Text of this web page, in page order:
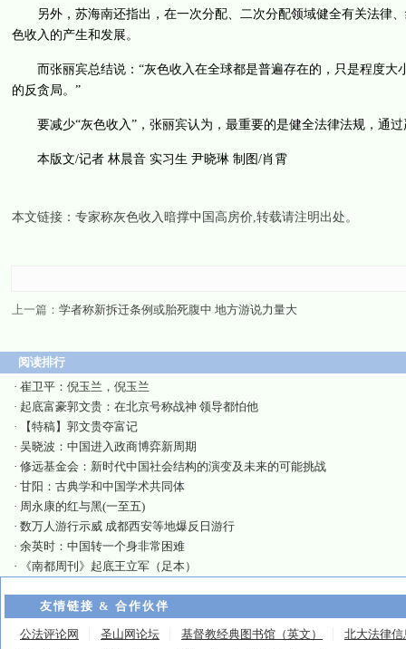
另外，苏海南还指出，在一次分配、二次分配领域健全有关法律、
色收入的产生和发展。
而张丽宾总结说：“灰色收入在全球都是普遍存在的，只是程度大
的反贪局。”
要减少“灰色收入”，张丽宾认为，最重要的是健全法律法规，通过
本版文/记者 林晨音 实习生 尹晓琳 制图/肖霄
本文链接： 专家称灰色收入暗撑中国高房价,转载请注明出处。
上一篇： 学者称新拆迁条例或胎死腹中 地方游说力量大
阅读排行
· 崔卫平：倪玉兰，倪玉兰
· 起底富豪郭文贵：在北京号称战神 领导都怕他
·
【特稿】郭文贵夺富记
· 吴晓波：中国进入政商博弈新周期
· 修远基金会：新时代中国社会结构的演变及未来的可能挑战
· 甘阳：古典学和中国学术共同体
· 周永康的红与黑(一至五)
· 数万人游行示威 成都西安等地爆反日游行
· 余英时：中国转一个身非常困难
·
《南都周刊》起底王立军（足本）
友情链接 & 合作伙伴
公法评论网 圣山网论坛 基督教经典图书馆（英文）
北大法律信